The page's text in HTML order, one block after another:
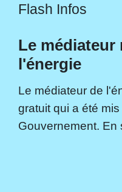
Flash Infos
Le médiateur
l'énergie
Le médiateur de
gratuit qui a été
Gouvernement. En